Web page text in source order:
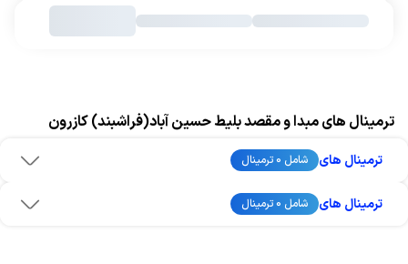
ترمینال های مبدا و مقصد بلیط حسین آباد(فراشبند) کازرون
ترمینال های شامل 0 ترمینال
ترمینال های شامل 0 ترمینال